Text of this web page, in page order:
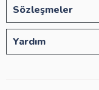
Sözleşmeler
Yardım